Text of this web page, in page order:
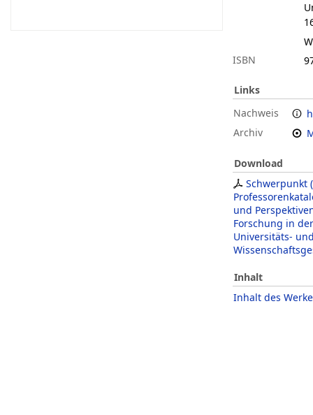
ISBN
Links
Nachweis
Archiv
Download
Schwerpunkt
und
Forschung in
Universitäts-
Inhalt
Inhalt des